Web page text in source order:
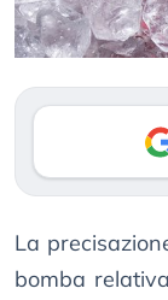
La
bomba